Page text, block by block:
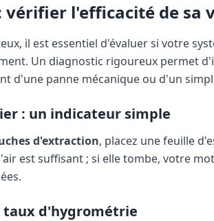
vérifier l'efficacité de sa
il est essentiel d'évaluer si votre
Un diagnostic rigoureux permet
d'une panne mécanique ou d'un
: un indicateur simple
d'extraction, placez une feuille
est suffisant ; si elle tombe, votre
taux d'hygrométrie